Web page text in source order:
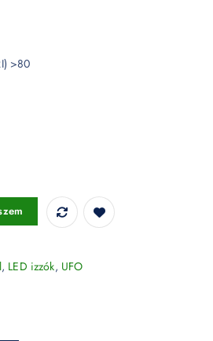
>80
3000K - 7164 mennyiség
, LED izzók, UFO